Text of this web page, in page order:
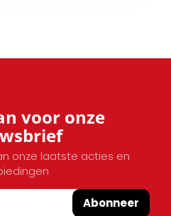
voor onze
onze laatste acties en
Abonneer